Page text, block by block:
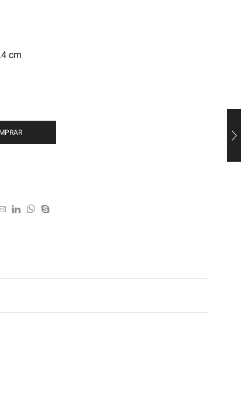
x 1.4 cm